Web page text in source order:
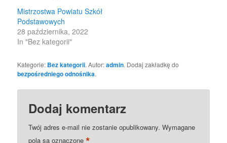
Mistrzostwa Powiatu Szkół
Podstawowych
28 października, 2022
In "Bez kategorii"
Kategorie: Bez kategorii. Autor:admin. Dodaj zakładkę do
bezpośredniego odnośnika.
Dodaj komentarz
Twój adres e-mail nie zostanie opublikowany. Wymagane
pola są oznaczone